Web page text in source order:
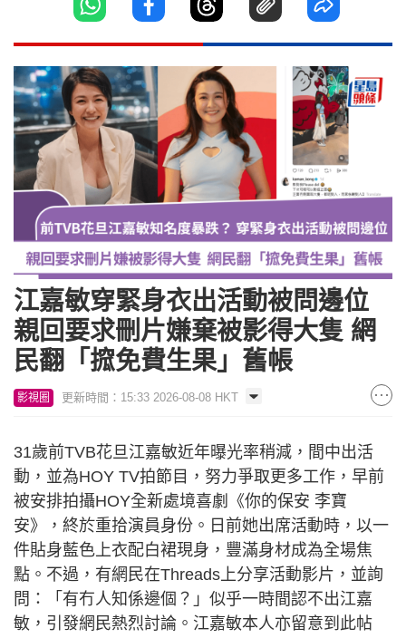
江嘉敏穿緊身衣出活動被問邊位
親回要求刪片嫌棄被影得大隻 網
民翻「搲免費生果」舊帳
影視圈 更新時間：15:33 2026-08-08 HKT
31歲前TVB花旦江嘉敏近年曝光率稍減，間中出活
動，並為HOY TV拍節目，努力爭取更多工作，早前
被安排拍攝HOY全新處境喜劇《你的保安 李寶
安》，終於重拾演員身份。日前她出席活動時，以一
件貼身藍色上衣配白裙現身，豐滿身材成為全場焦
點。不過，有網民在Threads上分享活動影片，並詢
問：「有冇人知係邊個？」似乎一時間認不出江嘉
敏，引發網民熱烈討論。江嘉敏本人亦留意到此帖